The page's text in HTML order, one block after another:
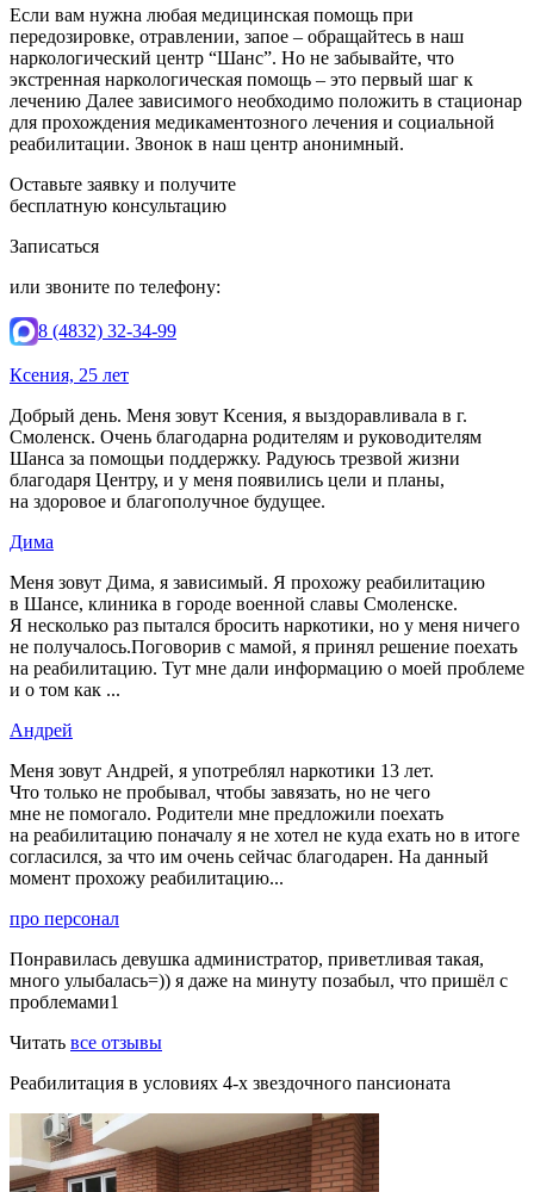
Если вам нужна любая медицинская помощь при
передозировке, отравлении, запое – обращайтесь в наш
наркологический центр “Шанс”. Но не забывайте, что
экстренная наркологическая помощь – это первый шаг к
лечению Далее зависимого необходимо положить в стационар
для прохождения медикаментозного лечения и социальной
реабилитации. Звонок в наш центр анонимный.
Оставьте заявку и получите
бесплатную консультацию
Записаться
или звоните по телефону:
8 (4832) 32-34-99
Ксения, 25 лет
Добрый день. Меня зовут Ксения, я выздоравливала в г.
Смоленск. Очень благодарна родителям и руководителям
Шанса за помощьи поддержку. Радуюсь трезвой жизни
благодаря Центру, и у меня появились цели и планы,
на здоровое и благополучное будущее.
Дима
Меня зовут Дима, я зависимый. Я прохожу реабилитацию
в Шансе, клиника в городе военной славы Смоленске.
Я несколько раз пытался бросить наркотики, но у меня ничего
не получалось.Поговорив с мамой, я принял решение поехать
на реабилитацию. Тут мне дали информацию о моей проблеме
и о том как ...
Андрей
Меня зовут Андрей, я употреблял наркотики 13 лет.
Что только не пробывал, чтобы завязать, но не чего
мне не помогало. Родители мне предложили поехать
на реабилитацию поначалу я не хотел не куда ехать но в итоге
согласился, за что им очень сейчас благодарен. На данный
момент прохожу реабилитацию...
про персонал
Понравилась девушка администратор, приветливая такая,
много улыбалась=)) я даже на минуту позабыл, что пришёл с
проблемами1
Читать все отзывы
Реабилитация в условиях 4-х звездочного пансионата